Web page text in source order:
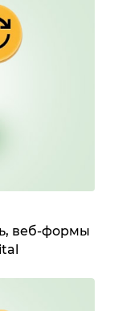
веб-формы